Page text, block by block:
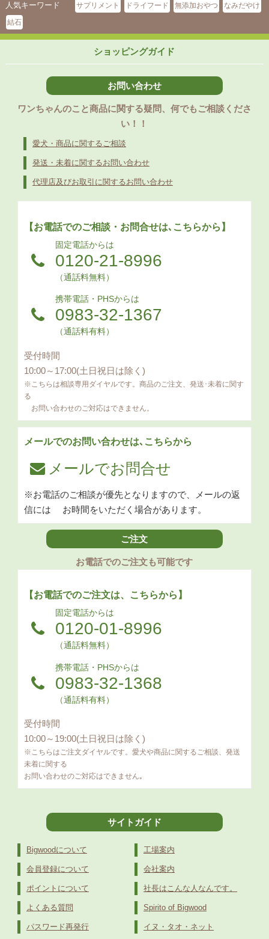
人気キーワード サプリメント ドライフード 無添加おやつ
なみだやけ
結石
ショッピングガイド
お問い合わせ
ワンちゃんのこと商品に関する疑問、何でもご相談くださ
い！！
愛犬・商品に関するご相談
発送・未着に関するお問い合わせ
代理店及びお取引に関するお問い合わせ
【お電話でのご相談・お問合せは､こちらから】
固定電話からは
0120-21-8996
（通話料無料）
携帯電話・PHSからは
0983-32-1367
（通話料有料）
受付時間
10:00～17:00(土日祝日は除く)
※こちらは相談専用ダイヤルです。商品のご注文、発送･未着に関す
る
お問い合わせのご対応はできません。
メールでのお問い合わせは､こちらから
メールでお問合せ
※お電話のご相談が優先となりますので、メールの返
信には お時間をいただく場合があります。
ご注文
お電話でのご注文も可能です
【お電話でのご注文は、こちらから】
固定電話からは
0120-01-8996
（通話料無料）
携帯電話・PHSからは
0983-32-1368
（通話料有料）
受付時間
10:00～19:00(土日祝日は除く)
※こちらはご注文ダイヤルです。愛犬や商品に関するご相談、発送
未着に関する
お問い合わせのご対応はできません｡
サイトガイド
Bigwoodについて
会員登録について
ポイントについて
よくある質問
パスワード再発行
工場案内
会社案内
社長はこんな人なんです。
Spirito of Bigwood
イヌ・タオ・ネット